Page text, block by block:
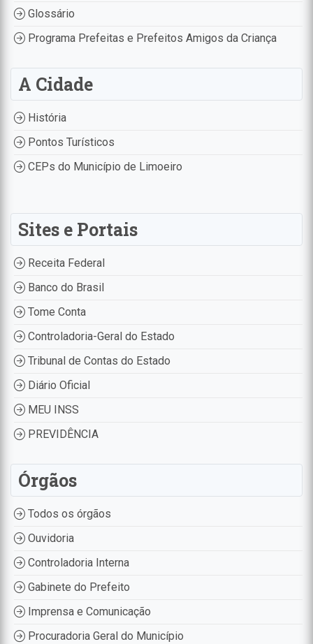
Glossário
Programa Prefeitas e Prefeitos Amigos da Criança
A Cidade
História
Pontos Turísticos
CEPs do Município de Limoeiro
Sites e Portais
Receita Federal
Banco do Brasil
Tome Conta
Controladoria-Geral do Estado
Tribunal de Contas do Estado
Diário Oficial
MEU INSS
PREVIDÊNCIA
Órgãos
Todos os órgãos
Ouvidoria
Controladoria Interna
Gabinete do Prefeito
Imprensa e Comunicação
Procuradoria Geral do Município